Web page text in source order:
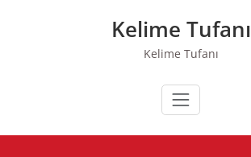
Kelime Tufanı
Kelime Tufanı